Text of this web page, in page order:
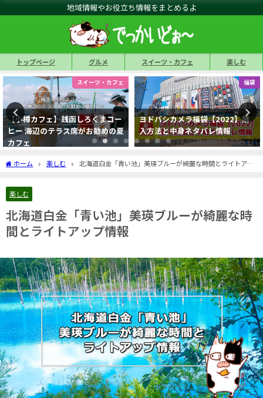
地域情報やお役立ち情報をまとめるよ
トップページ グルメ スイーツ・カフェ 楽しむ
福袋
ヨドバシカメラ福袋【2022】購
入方法と中身ネタバレ情報
グルメ
【札幌麺屋 美椿(みつば)】名店
「彩未」のDNAを進化させた絶品
味噌ラーメン-札幌市西区
ホーム 楽しむ
北海道白金「青い池」美瑛ブルーが綺麗な時間とライトアッ
楽しむ
北海道白金「青い池」美瑛ブルーが綺麗な時
間とライトアップ情報